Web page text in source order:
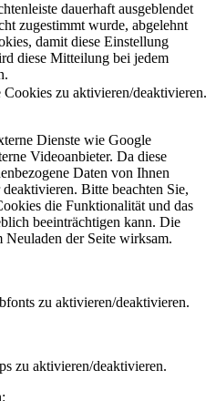
dauerhaft ausgeblendet
zugestimmt wurde, abgelehnt
damit diese Einstellung
diese Mitteilung bei jedem
zu aktivieren/deaktivieren.
Dienste wie Google
Videoanbieter. Da diese
Daten von Ihnen
Bitte beachten Sie,
die Funktionalität und das
beeinträchtigen kann. Die
der Seite wirksam.
zu aktivieren/deaktivieren.
zu aktivieren/deaktivieren.